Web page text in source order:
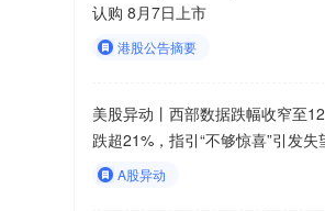
认购 8月7日上市
港股公告摘要
美股异动丨西部数据跌幅收窄至
跌超21%，指引“不够惊喜”引发失
A股异动